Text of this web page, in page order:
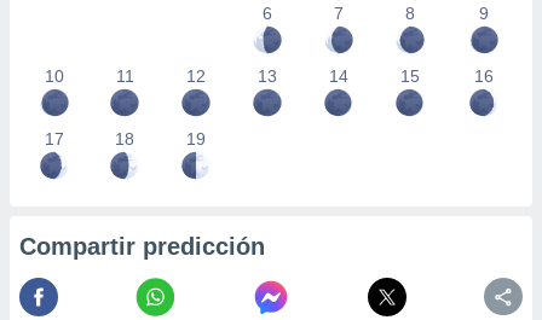
6
7 8 9
10 11 12 13 14 15 16
17 18 19
Compartir predicción